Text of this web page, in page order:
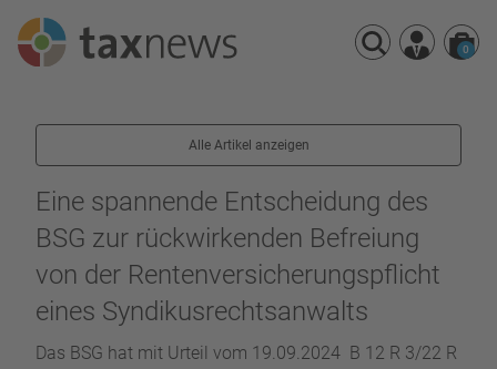
Webinare
0
Alle Artikel anzeigen
Eine spannende Entscheidung des
BSG zur rückwirkenden Befreiung
von der Rentenversicherungspflicht
eines Syndikusrechtsanwalts
Das BSG hat mit Urteil vom 19.09.2024 B 12 R 3/22 R